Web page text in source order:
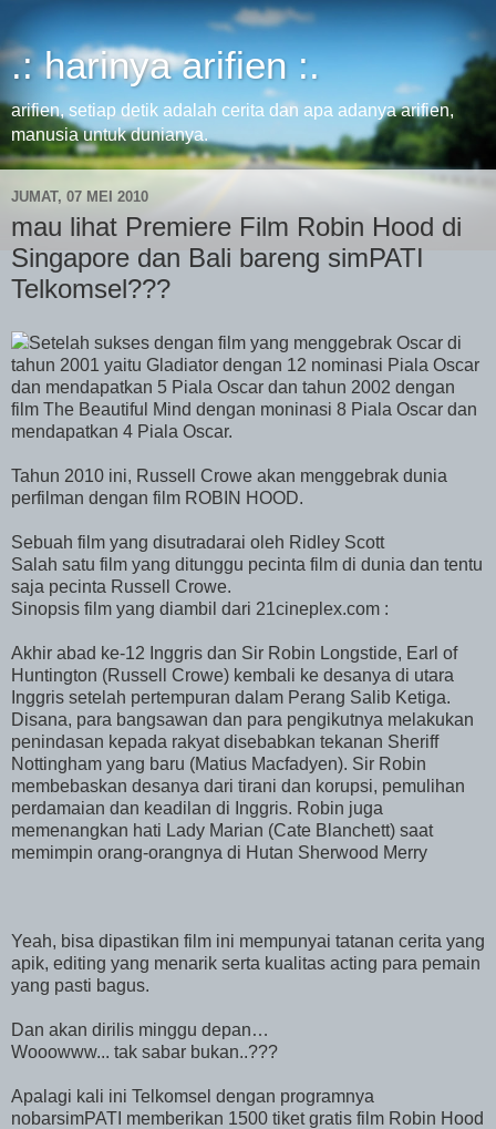
.: harinya arifien :.
arifien, setiap detik adalah cerita dan apa adanya arifien,
manusia untuk dunianya.
JUMAT, 07 MEI 2010
mau lihat Premiere Film Robin Hood di
Singapore dan Bali bareng simPATI
Telkomsel???
Setelah sukses dengan film yang menggebrak Oscar di
tahun 2001 yaitu Gladiator dengan 12 nominasi Piala Oscar
dan mendapatkan 5 Piala Oscar dan tahun 2002 dengan
film The Beautiful Mind dengan moninasi 8 Piala Oscar dan
mendapatkan 4 Piala Oscar.
Tahun 2010 ini, Russell Crowe akan menggebrak dunia
perfilman dengan film ROBIN HOOD.
Sebuah film yang disutradarai oleh Ridley Scott
Salah satu film yang ditunggu pecinta film di dunia dan tentu
saja pecinta Russell Crowe.
Sinopsis film yang diambil dari 21cineplex.com :
Akhir abad ke-12 Inggris dan Sir Robin Longstide, Earl of
Huntington (Russell Crowe) kembali ke desanya di utara
Inggris setelah pertempuran dalam Perang Salib Ketiga.
Disana, para bangsawan dan para pengikutnya melakukan
penindasan kepada rakyat disebabkan tekanan Sheriff
Nottingham yang baru (Matius Macfadyen). Sir Robin
membebaskan desanya dari tirani dan korupsi, pemulihan
perdamaian dan keadilan di Inggris. Robin juga
memenangkan hati Lady Marian (Cate Blanchett) saat
memimpin orang-orangnya di Hutan Sherwood Merry
Yeah, bisa dipastikan film ini mempunyai tatanan cerita yang
apik, editing yang menarik serta kualitas acting para pemain
yang pasti bagus.
Dan akan dirilis minggu depan…
Wooowww... tak sabar bukan..???
Apalagi kali ini Telkomsel dengan programnya
nobarsimPATI memberikan 1500 tiket gratis film Robin Hood